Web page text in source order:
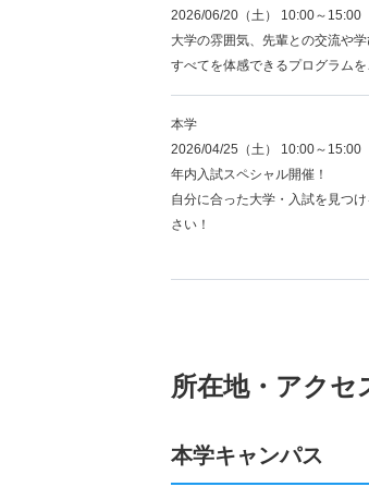
2026/06/20（土） 10:00～15:00
大学の雰囲気、先輩との交流や
すべてを体感できるプログラム
本学
2026/04/25（土） 10:00～15:00
年内入試スペシャル開催！
自分に合った大学・入試を見つ
さい！
所在地・アクセ
本学キャンパス